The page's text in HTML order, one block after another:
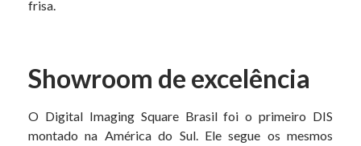
frisa.
Showroom de excelência
O Digital Imaging Square Brasil foi o primeiro DIS
montado na América do Sul. Ele segue os mesmos